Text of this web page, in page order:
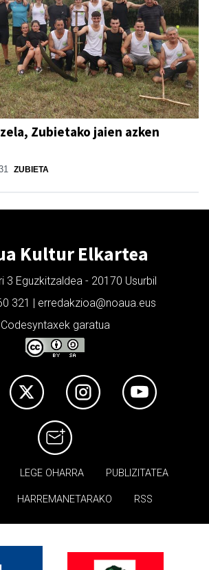
Zubietako jaien azken
ZUBIETA
Kultur Elkartea
3 Eguzkitzaldea - 20170 Usurbil
321 | erredakzioa@noaua.eus
Codesyntaxek garatua
LEGE OHARRA PUBLIZITATEA
HARREMANETARAKO RSS